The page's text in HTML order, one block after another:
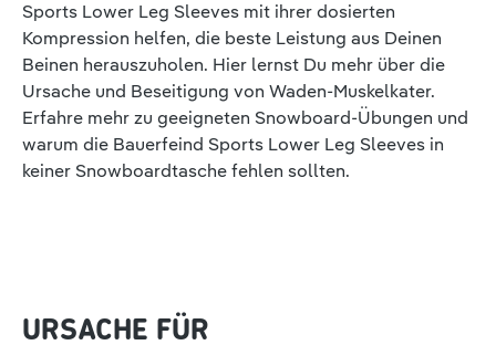
Sports Lower Leg Sleeves mit ihrer dosierten
Kompression helfen, die beste Leistung aus Deinen
Beinen herauszuholen. Hier lernst Du mehr über die
Ursache und Beseitigung von Waden-Muskelkater.
Erfahre mehr zu geeigneten Snowboard-Übungen und
warum die Bauerfeind Sports Lower Leg Sleeves in
keiner Snowboardtasche fehlen sollten.
URSACHE FÜR